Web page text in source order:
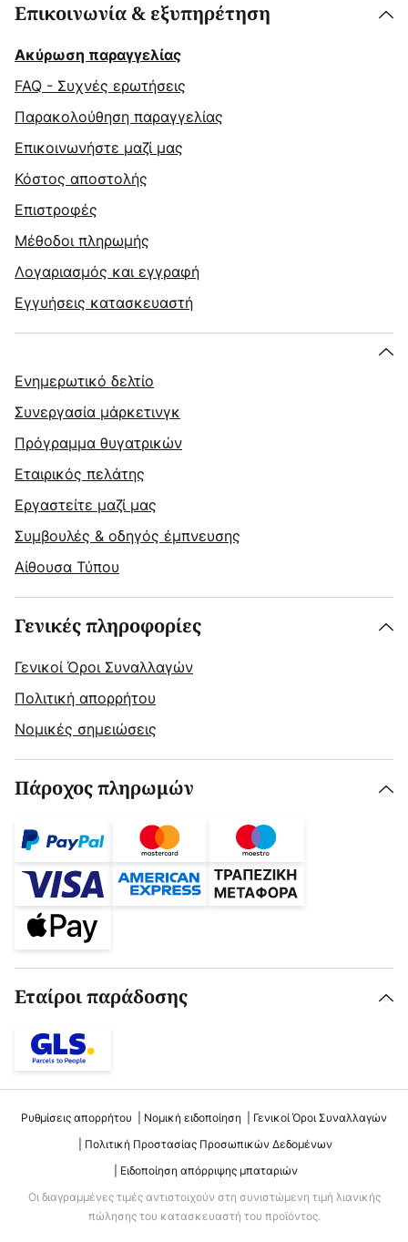
Επικοινωνία & εξυπηρέτηση
Ακύρωση παραγγελίας
FAQ - Συχνές ερωτήσεις
Παρακολούθηση παραγγελίας
Επικοινωνήστε μαζί μας
Κόστος αποστολής
Επιστροφές
Μέθοδοι πληρωμής
Λογαριασμός και εγγραφή
Εγγυήσεις κατασκευαστή
Ενημερωτικό δελτίο
Συνεργασία μάρκετινγκ
Πρόγραμμα θυγατρικών
Εταιρικός πελάτης
Εργαστείτε μαζί μας
Συμβουλές & οδηγός έμπνευσης
Αίθουσα Τύπου
Γενικές πληροφορίες
Γενικοί Όροι Συναλλαγών
Πολιτική απορρήτου
Νομικές σημειώσεις
Πάροχος πληρωμών
Εταίροι παράδοσης
Ρυθμίσεις απορρήτου Νομική ειδοποίηση
Γενικοί Όροι Συναλλαγών
Πολιτική Προστασίας Προσωπικών Δεδομένων
Ειδοποίηση απόρριψης μπαταριών
Οι διαγραμμένες τιμές αντιστοιχούν στη συνιστώμενη τιμή λιανικής
πώλησης του κατασκευαστή του προϊόντος.